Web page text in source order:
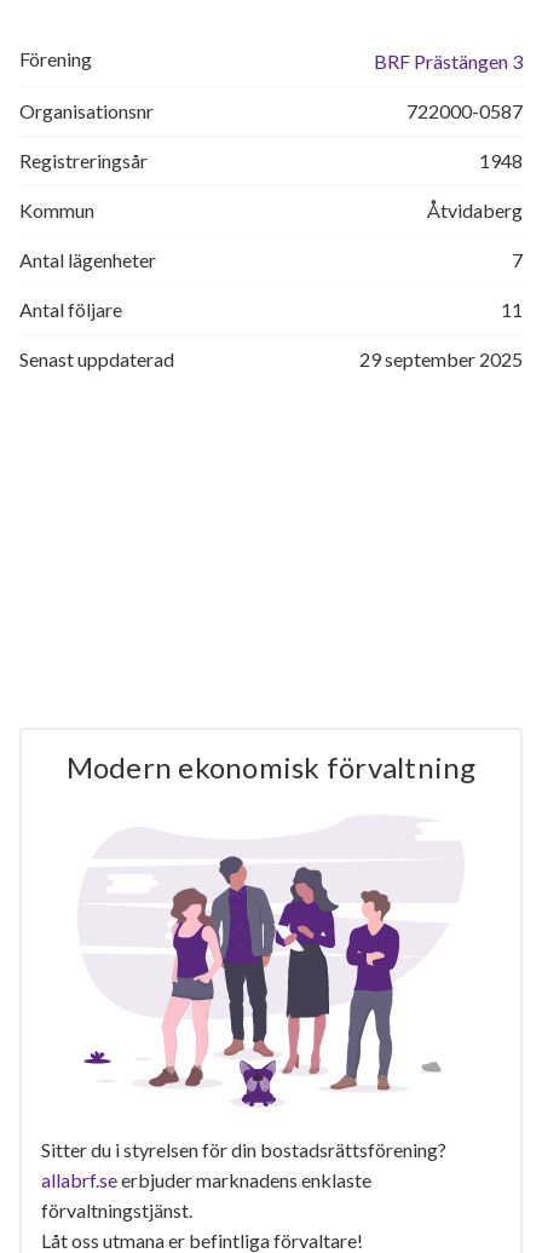
Förening BRF Prästängen 3
Organisationsnr 722000-0587
Registreringsår 1948
Kommun Åtvidaberg
Antal lägenheter 7
Antal följare 11
Senast uppdaterad 29 september 2025
Modern ekonomisk förvaltning
Sitter du i styrelsen för din bostadsrättsförening?
allabrf.seerbjuder marknadens enklaste
förvaltningstjänst.
Låt oss utmana er befintliga förvaltare!